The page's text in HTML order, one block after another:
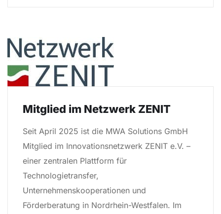
Mitglied im Netzwerk ZENIT
Seit April 2025 ist die MWA Solutions GmbH
Mitglied im Innovationsnetzwerk ZENIT e.V. –
einer zentralen Plattform für
Technologietransfer,
Unternehmenskooperationen und
Förderberatung in Nordrhein-Westfalen. Im